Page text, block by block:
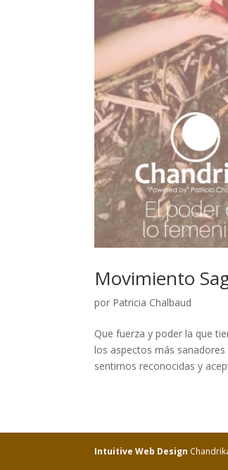
Movimiento
por Patricia Chalbaud
Que fuerza y poder la que
los aspectos más
sentirnos reconocidas y
Intuitive Web Design